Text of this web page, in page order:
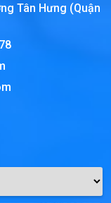
Tân Hưng (Quận